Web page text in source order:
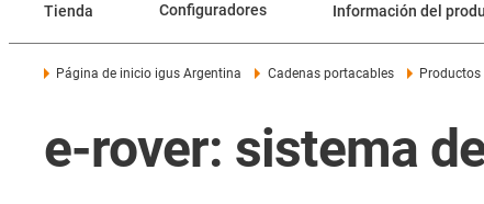
Tienda Configuradores Información del
Página de inicio igus Argentina Cadenas portacables Productos
e-rover: sistema